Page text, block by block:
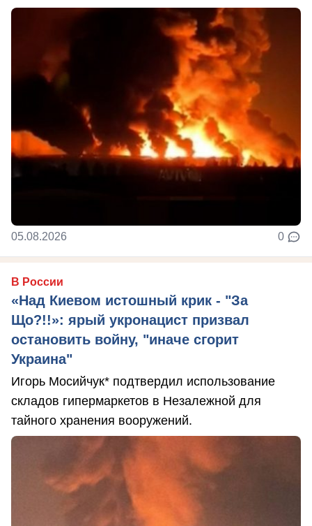
05.08.2026 0
В России
«Над Киевом истошный крик - "За
Що?!!»: ярый укронацист призвал
остановить войну, "иначе сгорит
Украина"
Игорь Мосийчук* подтвердил использование
складов гипермаркетов в Незалежной для
тайного хранения вооружений.